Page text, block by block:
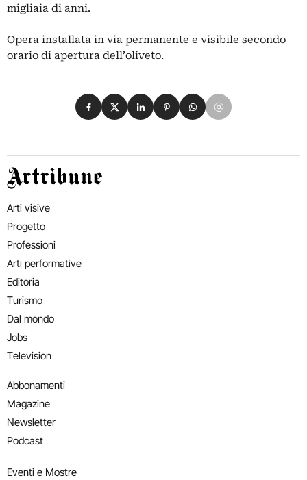
migliaia di anni.
Opera installata in via permanente e visibile secondo
orario di apertura dell’oliveto.
Condividi su Facebook
Condividi su X
Condividi su LinkedIn
Condividi su Pinterest
Condividi su WhatsApp
Condividi su Email
Artribune
Arti visive
Progetto
Professioni
Arti performative
Editoria
Turismo
Dal mondo
Jobs
Television
Abbonamenti
Magazine
Newsletter
Podcast
Eventi e Mostre